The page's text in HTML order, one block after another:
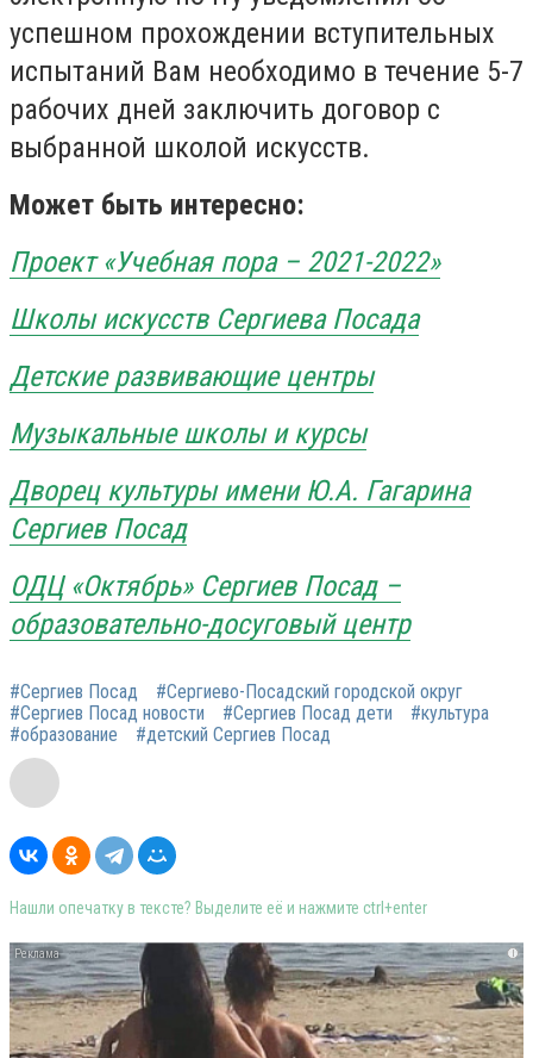
успешном прохождении вступительных
испытаний Вам необходимо в течение 5-7
рабочих дней заключить договор с
выбранной школой искусств.
Может быть интересно:
Проект «Учебная пора – 2021-2022»
Школы искусств Сергиева Посада
Детские развивающие центры
Музыкальные школы и курсы
Дворец культурыимени Ю.А. Гагарина
Сергиев Посад
ОДЦ«Октябрь»Сергиев Посад –
образовательно-досуговый центр
#Сергиев Посад
#Сергиево-Посадский городской округ
#Сергиев Посад новости
#Сергиев Посад дети
#культура
#образование
#детский Сергиев Посад
Нашли опечатку в тексте? Выделите её и нажмите ctrl+enter
i